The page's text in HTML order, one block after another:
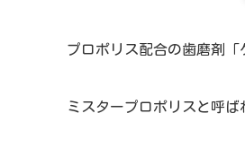
プロポリス配合の歯磨剤「
ミスタープロポリスと呼